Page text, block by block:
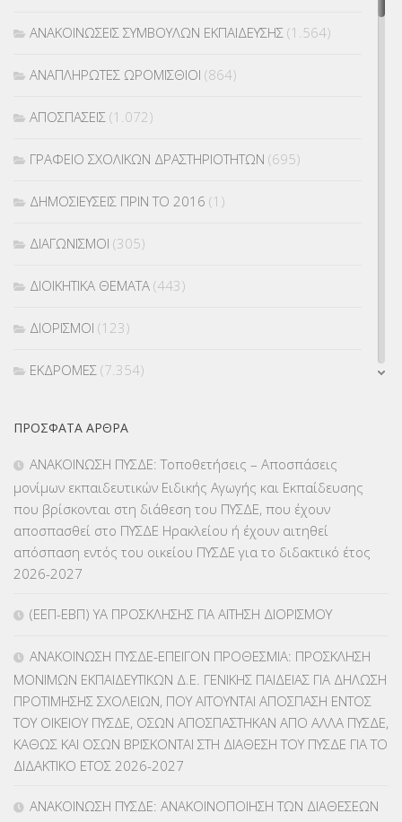
ΑΝΑΚΟΙΝΩΣΕΙΣ ΣΥΜΒΟΥΛΩΝ ΕΚΠΑΙΔΕΥΣΗΣ (1.564)
ΑΝΑΠΛΗΡΩΤΕΣ ΩΡΟΜΙΣΘΙΟΙ (864)
ΑΠΟΣΠΑΣΕΙΣ (1.072)
ΓΡΑΦΕΙΟ ΣΧΟΛΙΚΩΝ ΔΡΑΣΤΗΡΙΟΤΗΤΩΝ (695)
ΔΗΜΟΣΙΕΥΣΕΙΣ ΠΡΙΝ ΤΟ 2016 (1)
ΔΙΑΓΩΝΙΣΜΟΙ (305)
ΔΙΟΙΚΗΤΙΚΑ ΘΕΜΑΤΑ (443)
ΔΙΟΡΙΣΜΟΙ (123)
ΕΚΔΡΟΜΕΣ (7.354)
ΕΠΙΜΟΡΦΩΣΗ Τ.Π.Ε.(10)
ΕΥΡΩΠΑΪΚΑ ΠΡΟΓΡΑΜΜΑΤΑ(230)
ΚΕΣΥ(60)
ΚΕΣΥΠ(109)
ΚΠγ – ΚΡΑΤΙΚΟ ΠΙΣΤΟΠΟΙΗΤΙΚΟ ΓΛΩΣΣΟΜΑΘΕΙΑΣ(135)
ΚΠπ- ΚΡΑΤΙΚΟ ΠΙΣΤΟΠΟΙΗΤΙΚΟ ΠΛΗΡΟΦΟΡΙΚΗΣ(12)
ΛΟΙΠΑ(309)
ΠΡΌΣΦΑΤΑ ΆΡΘΡΑ
ΑΝΑΚΟΙΝΩΣΗ ΠΥΣΔΕ: Τοποθετήσεις – Αποσπάσεις
μονίμων εκπαιδευτικών Ειδικής Αγωγής και Εκπαίδευσης
που βρίσκονται στη διάθεση του ΠΥΣΔΕ, που έχουν
αποσπασθεί στο ΠΥΣΔΕ Ηρακλείου ή έχουν αιτηθεί
απόσπαση εντός του οικείου ΠΥΣΔΕ για το διδακτικό έτος
2026-2027
(ΕΕΠ-ΕΒΠ) ΥΑ ΠΡΟΣΚΛΗΣΗΣ ΓΙΑ ΑΙΤΗΣΗ ΔΙΟΡΙΣΜΟΥ
ΑΝΑΚΟΙΝΩΣΗ ΠΥΣΔΕ-ΕΠΕΙΓΟΝ ΠΡΟΘΕΣΜΙΑ: ΠΡΟΣΚΛΗΣΗ
ΜΟΝΙΜΩΝ ΕΚΠΑΙΔΕΥΤΙΚΩΝ Δ.Ε. ΓΕΝΙΚΗΣ ΠΑΙΔΕΙΑΣ ΓΙΑ ΔΗΛΩΣΗ
ΠΡΟΤΙΜΗΣΗΣ ΣΧΟΛΕΙΩΝ, ΠΟΥ ΑΙΤΟΥΝΤΑΙ ΑΠΟΣΠΑΣΗ ΕΝΤΟΣ
ΤΟΥ ΟΙΚΕΙΟΥ ΠΥΣΔΕ, ΟΣΩΝ ΑΠΟΣΠΑΣΤΗΚΑΝ ΑΠΟ ΑΛΛΑ ΠΥΣΔΕ,
ΚΑΘΩΣ ΚΑΙ ΟΣΩΝ ΒΡΙΣΚΟΝΤΑΙ ΣΤΗ ΔΙΑΘΕΣΗ ΤΟΥ ΠΥΣΔΕ ΓΙΑ ΤΟ
ΔΙΔΑΚΤΙΚΟ ΕΤΟΣ 2026-2027
ΑΝΑΚΟΙΝΩΣΗ ΠΥΣΔΕ: ΑΝΑΚΟΙΝΟΠΟΙΗΣΗ ΤΩΝ ΔΙΑΘΕΣΕΩΝ